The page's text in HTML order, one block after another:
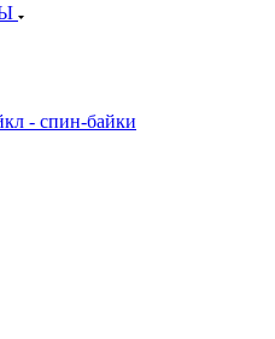
- спин-байки